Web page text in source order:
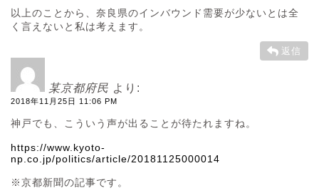
以上のことから、奈良県のインバウンド需要が少ないとは全
く言えないと私は考えます。
返信
某京都府民 より:
2018年11月25日 11:06 PM
神戸でも、こういう声が出ることが待たれますね。
https://www.kyoto-
np.co.jp/politics/article/20181125000014
※京都新聞の記事です。